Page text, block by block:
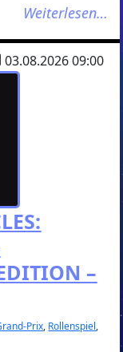
Weiterlesen…
03.08.2026 09:00
–
Prix, Rollenspiel,